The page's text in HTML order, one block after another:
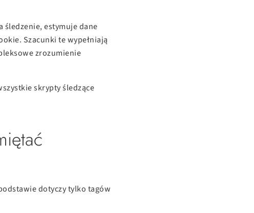
śledzenie, estymuje dane
Szacunki te wypełniają
zrozumienie
skrypty śledzące
dotyczy tylko tagów